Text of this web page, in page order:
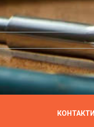
КОНТАКТИ